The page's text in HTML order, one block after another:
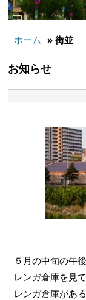
ホーム » 街並
お知らせ
５月の中旬の午
レンガ倉庫を見
レンガ倉庫があ